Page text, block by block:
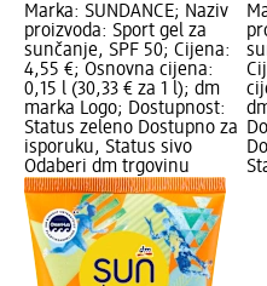
Marka: SUNDANCE; Naziv
proizvoda: Sport gel za
sunčanje, SPF 50; Cijena:
4,55 €; Osnovna cijena:
0,15 l (30,33 € za 1 l); dm
marka Logo; Dostupnost:
Status zeleno Dostupno za
isporuku, Status sivo
Odaberi dm trgovinu